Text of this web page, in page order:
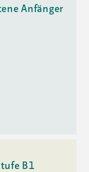
Anfänger
B1